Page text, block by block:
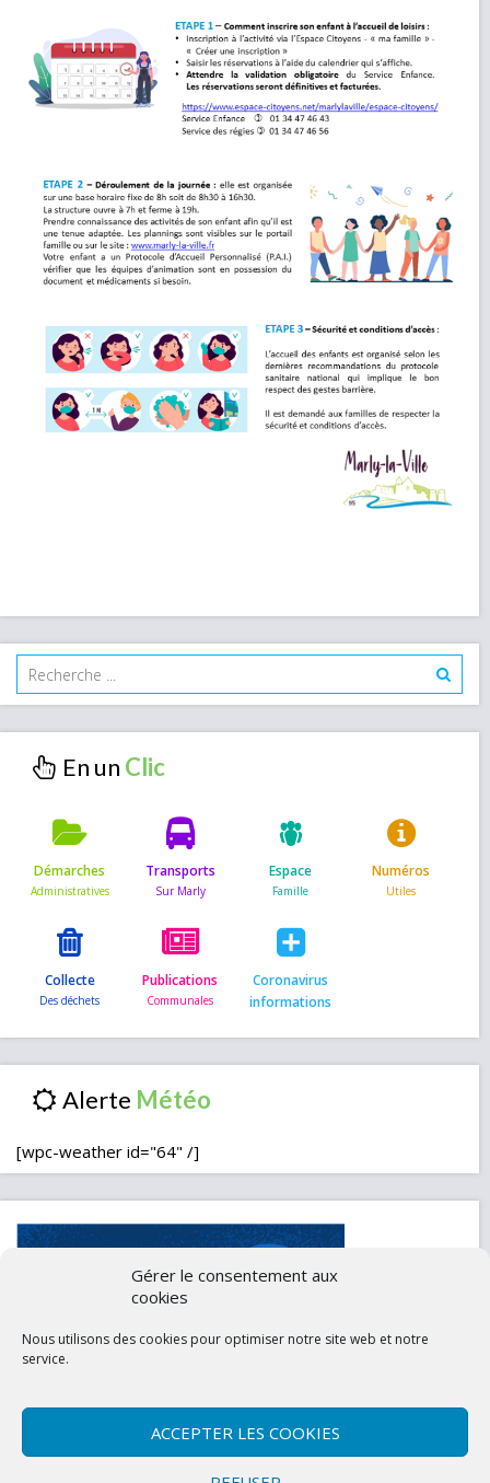
Gérer le consentement aux
cookies
Nous utilisons des cookies pour optimiser notre site web et notre
service.
ACCEPTER LES COOKIES
En un
Démarches Transports Espace Numéros
Collecte Publications
Coronavirus
informations
Alerte
[wpc-weather id="64" /]